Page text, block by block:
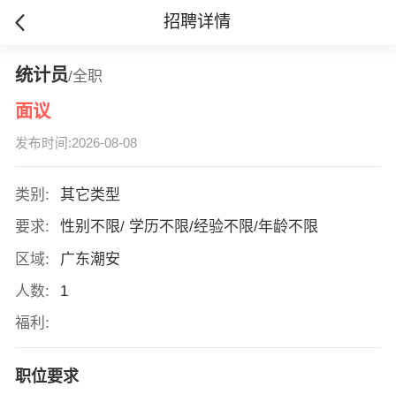
招聘详情
统计员/全职
面议
发布时间:2026-08-08
类别:
其它类型
要求:
性别不限/ 学历不限/经验不限/年龄不限
区域:
广东潮安
人数:
1
福利:
职位要求